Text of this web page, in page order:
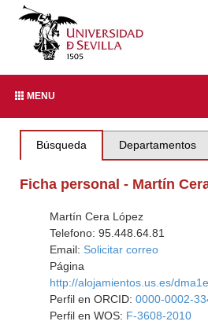
MENU
Búsqueda Departamentos
Ficha personal - Martín
Martín Cera López
Telefono: 95.448.64.81
Email: Solicitar correo
Página
http://alojamientos.us.es/
Perfil en ORCID: 0000-0002-
Perfil en WOS: F-3608-2010